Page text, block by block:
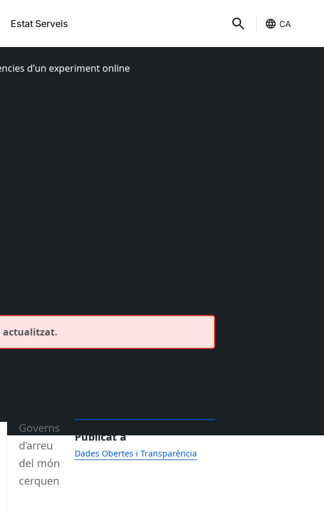
Estat Serveis CA
d’un experiment online
actualitzat.
Governs
d’arreu
del món
cerquen
Publicat a
Dades Obertes i Transparència